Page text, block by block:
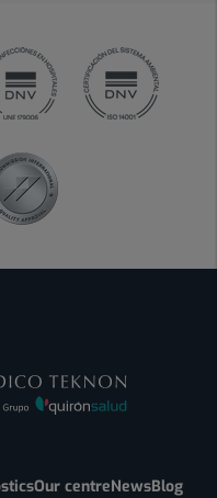
Our centreNewsBlog